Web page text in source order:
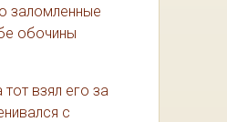
заломленные
обочины
взял его за
с